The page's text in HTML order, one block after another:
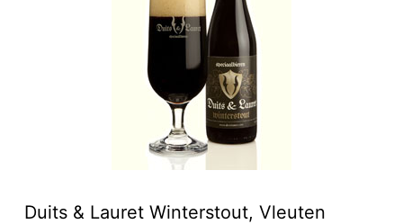
Duits & Lauret Winterstout, Vleuten